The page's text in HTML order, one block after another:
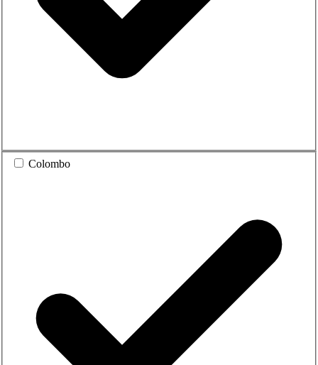
Colombo